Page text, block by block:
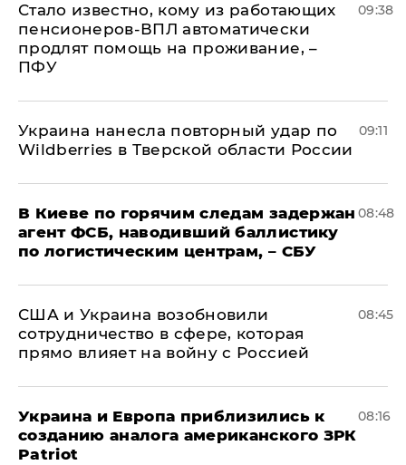
Стало известно, кому из работающих
пенсионеров-ВПЛ автоматически
продлят помощь на проживание, –
ПФУ
09:38
Украина нанесла повторный удар по
Wildberries в Тверской области России
09:11
В Киеве по горячим следам задержан
агент ФСБ, наводивший баллистику
по логистическим центрам, – СБУ
08:48
США и Украина возобновили
сотрудничество в сфере, которая
прямо влияет на войну с Россией
08:45
Украина и Европа приблизились к
созданию аналога американского ЗРК
Patriot
08:16